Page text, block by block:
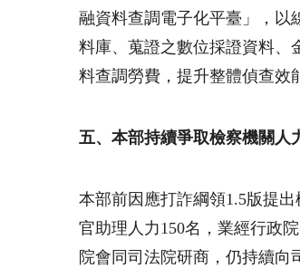
融資料查調電子化平臺」，以
料庫、蒐證之數位採證資料、
料查調勞費，提升整體偵查效
五、本部持續爭取檢察機關人
本部前因應打詐綱領1.5版提出
官助理人力150名，業經行政
院會同司法院研商，仍持續